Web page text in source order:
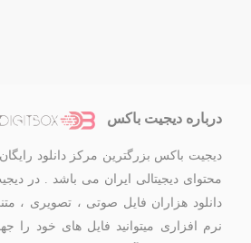
درباره دیجیت باکس
دیجیت باکس بزرگترین مرکز دانلود
محتوای دیجیتالی ایران می باشد . در
دانلود هزاران فایل صوتی ، تصویری ،
نرم افزاری میتوانید فایل های خود